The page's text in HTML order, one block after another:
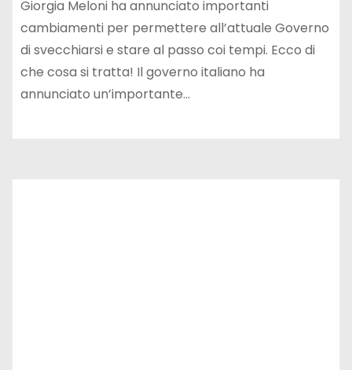
Giorgia Meloni ha annunciato importanti
cambiamenti per permettere all’attuale Governo
di svecchiarsi e stare al passo coi tempi. Ecco di
che cosa si tratta! Il governo italiano ha
annunciato un’importante…